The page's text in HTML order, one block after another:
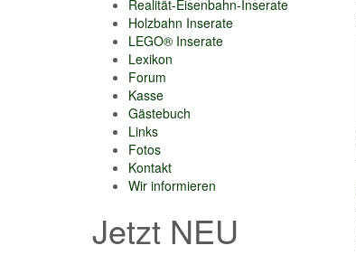
Realität-Eisenbahn-Inserate
Holzbahn Inserate
LEGO® Inserate
Lexikon
Forum
Kasse
Gästebuch
Links
Fotos
Kontakt
Wir informieren
Jetzt NEU